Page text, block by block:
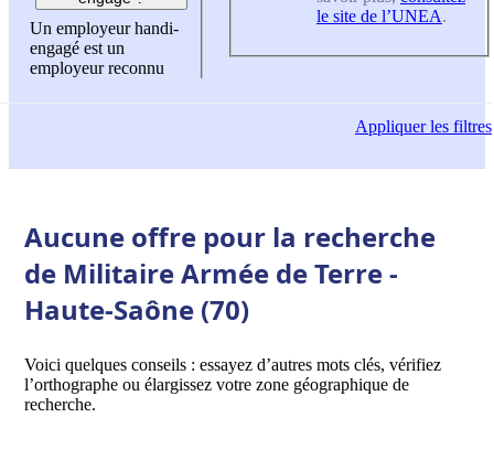
Un employeur handi-
engagé est un
employeur reconnu
le site de l’UNEA.
Appliquerles filtres
Aucune offre pour la recherche
de Militaire Armée de Terre -
Haute-Saône (70)
Voici quelques conseils : essayez d’autres mots clés, vérifiez
l’orthographe ou élargissez votre zone géographique de
recherche.